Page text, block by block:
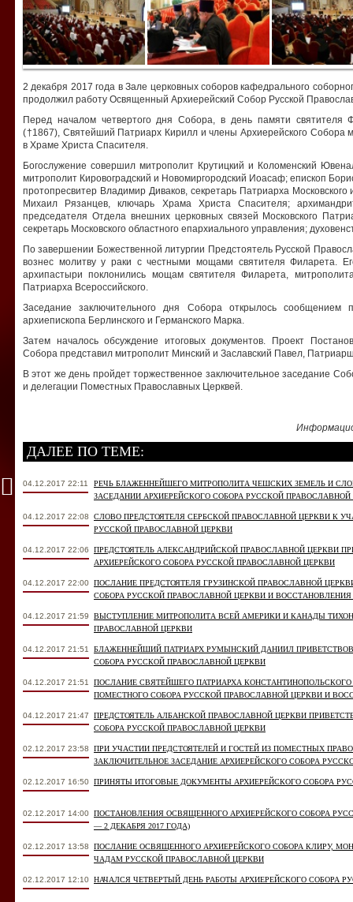
2 декабря 2017 года в Зале церковных соборов кафедрального
продолжил работу Освященный Архиерейский Собор Русской
Перед началом четвертого дня Собора, в день памяти святителя
(†1867), Святейший Патриарх Кирилл и члены Архиерейского Собора
в Храме Христа Спасителя.
Богослужение совершил митрополит Крутицкий и Коломенский
митрополит Кировоградский и Новомиргородский Иоасаф; епископ
протопресвитер Владимир Диваков, секретарь Патриарха
Михаил Рязанцев, ключарь Храма Христа Спасителя;
председателя Отдела внешних церковных связей Московского
секретарь Московского областного епархиального управления;
По завершении Божественной литургии Предстоятель Русской
вознес молитву у раки с честными мощами святителя Филарета.
архипастыри поклонились мощам святителя Филарета,
Патриарха Всероссийского.
Заседание заключительного дня Собора открылось сообщением
архиепископа Берлинского и Германского Марка.
Затем началось обсуждение итоговых документов. Проект
Собора представил митрополит Минский и Заславский Павел,
В этот же день пройдет торжественное заключительное заседание
и делегации Поместных Православных Церквей.
ДАЛЕЕ ПО ТЕМЕ:
04.12.2017 22:11
РЕЧЬ БЛАЖЕННЕЙШЕГО МИТРОПОЛИТА ЧЕШСКИХ ЗЕМЕЛЬ И
ЗАСЕДАНИИ АРХИЕРЕЙСКОГО СОБОРА РУССКОЙ ПРАВОСЛАВНОЙ
04.12.2017 22:08
СЛОВО ПРЕДСТОЯТЕЛЯ СЕРБСКОЙ ПРАВОСЛАВНОЙ ЦЕРКВИ К
РУССКОЙ ПРАВОСЛАВНОЙ ЦЕРКВИ
04.12.2017 22:06
ПРЕДСТОЯТЕЛЬ АЛЕКСАНДРИЙСКОЙ ПРАВОСЛАВНОЙ ЦЕРКВИ
АРХИЕРЕЙСКОГО СОБОРА РУССКОЙ ПРАВОСЛАВНОЙ ЦЕРКВИ
04.12.2017 22:00 ПОСЛАНИЕ ПРЕДСТОЯТЕЛЯ ГРУЗИНСКОЙ ПРАВОСЛАВНОЙ
СОБОРА РУССКОЙ ПРАВОСЛАВНОЙ ЦЕРКВИ И
04.12.2017 21:59
ВЫСТУПЛЕНИЕ МИТРОПОЛИТА ВСЕЙ АМЕРИКИ И КАНАДЫ
ПРАВОСЛАВНОЙ ЦЕРКВИ
04.12.2017 21:51
БЛАЖЕННЕЙШИЙ ПАТРИАРХ РУМЫНСКИЙ ДАНИИЛ
СОБОРА РУССКОЙ ПРАВОСЛАВНОЙ ЦЕРКВИ
04.12.2017 21:51
ПОСЛАНИЕ СВЯТЕЙШЕГО ПАТРИАРХА
ПОМЕСТНОГО СОБОРА РУССКОЙ ПРАВОСЛАВНОЙ ЦЕРКВИ И
04.12.2017 21:47
ПРЕДСТОЯТЕЛЬ АЛБАНСКОЙ ПРАВОСЛАВНОЙ ЦЕРКВИ
СОБОРА РУССКОЙ ПРАВОСЛАВНОЙ ЦЕРКВИ
02.12.2017 23:58
ПРИ УЧАСТИИ ПРЕДСТОЯТЕЛЕЙ И ГОСТЕЙ ИЗ ПОМЕСТНЫХ
ЗАКЛЮЧИТЕЛЬНОЕ ЗАСЕДАНИЕ АРХИЕРЕЙСКОГО СОБОРА
02.12.2017 16:50 ПРИНЯТЫ ИТОГОВЫЕ ДОКУМЕНТЫ АРХИЕРЕЙСКОГО СОБОРА
02.12.2017 14:00 ПОСТАНОВЛЕНИЯ ОСВЯЩЕННОГО АРХИЕРЕЙСКОГО СОБОРА
― 2 ДЕКАБРЯ 2017 ГОДА)
02.12.2017 13:58
ПОСЛАНИЕ ОСВЯЩЕННОГО АРХИЕРЕЙСКОГО СОБОРА КЛИРУ,
ЧАДАМ РУССКОЙ ПРАВОСЛАВНОЙ ЦЕРКВИ
02.12.2017 12:10 НАЧАЛСЯ ЧЕТВЕРТЫЙ ДЕНЬ РАБОТЫ АРХИЕРЕЙСКОГО СОБОРА